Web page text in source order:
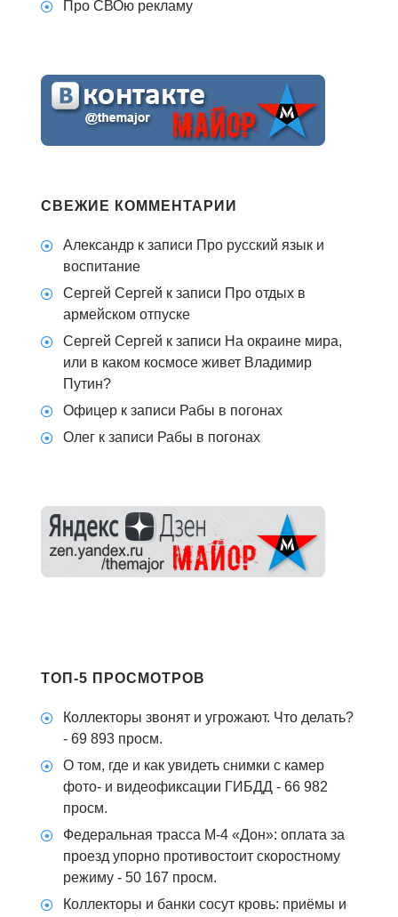
Про СВОю рекламу
СВЕЖИЕ КОММЕНТАРИИ
Александр к записи Про русский язык и
воспитание
Сергей Сергей к записи Про отдых в
армейском отпуске
Сергей Сергей к записи На окраине мира,
или в каком космосе живет Владимир
Путин?
Офицер к записи Рабы в погонах
Олег к записи Рабы в погонах
ТОП-5 ПРОСМОТРОВ
Коллекторы звонят и угрожают. Что делать?
- 69 893 просм.
О том, где и как увидеть снимки с камер
фото- и видеофиксации ГИБДД - 66 982
просм.
Федеральная трасса М-4 «Дон»: оплата за
проезд упорно противостоит скоростному
режиму - 50 167 просм.
Коллекторы и банки сосут кровь: приёмы и